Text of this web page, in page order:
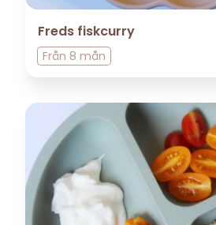
Freds fiskcurry
Från 8 mån